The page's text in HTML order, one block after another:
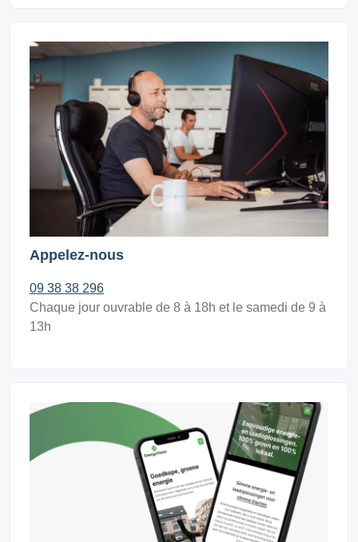
Appelez-nous
09 38 38 296
Chaque jour ouvrable de 8 à 18h et le samedi de 9 à
13h